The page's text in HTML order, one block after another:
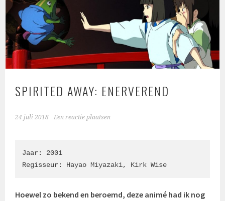
SPIRITED AWAY: ENERVEREND
24 juli 2018 Een reactie plaatsen
Jaar: 2001
Regisseur: Hayao Miyazaki, Kirk Wise
Hoewel zo bekend en beroemd, deze animé had ik nog